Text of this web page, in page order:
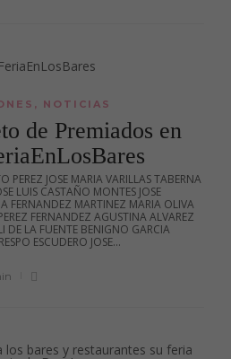
, NOTICIAS
de Premiados en
PEREZ JOSE MARIA VARILLAS TABERNA
LUIS CASTAÑO MONTES JOSE
FERNANDEZ MARTINEZ MARIA OLIVA
FERNANDEZ AGUSTINA ALVAREZ
DE LA FUENTE BENIGNO GARCIA
ESCUDERO JOSE...